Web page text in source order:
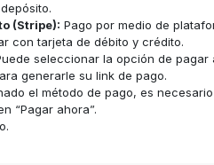
(Stripe): Pago por medio de
con tarjeta de débito y crédito.
seleccionar la opción de
generarle su link de pago.
el método de pago, es
“Pagar ahora”.